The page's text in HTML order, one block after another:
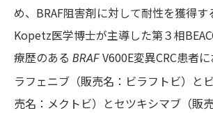
め、BRAF阻害剤に対して耐性を獲得す
Kopetz医学博士が主導した第３相
療歴のある BRAFV600E変異CRC患者
ラフェニブ（販売名：ビラフトビ）と
売名：メクトビ）とセツキシマブ（販